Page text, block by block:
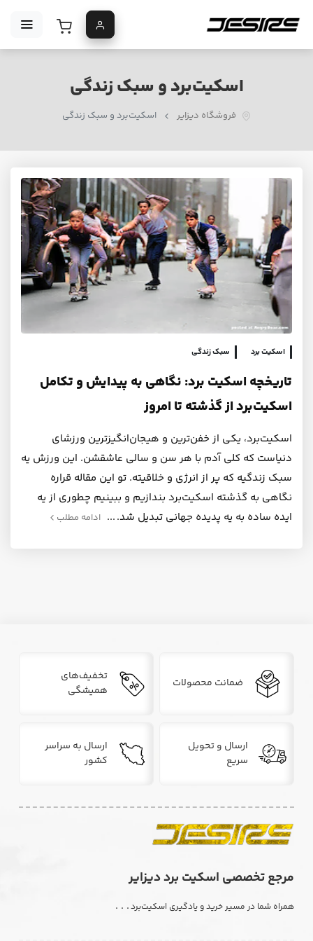
اسکیت‌برد و سبک زندگی
فروشگاه دیزایر اسکیت‌برد و سبک زندگی
اسکیت برد سبک زندگی
تاریخچه اسکیت برد: نگاهی به پیدایش و تکامل
اسکیت‌برد از گذشته تا امروز
اسکیت‌برد، یکی از خفن‌ترین و هیجان‌انگیزترین ورزشای
دنیاست که کلی آدم با هر سن و سالی عاشقشن. این ورزش یه
سبک زندگیه که پر از انرژی و خلاقیته. تو این مقاله قراره
نگاهی به گذشته اسکیت‌برد بندازیم و ببینیم چطوری از یه
ایده ساده به یه پدیده جهانی تبدیل شد.
ادامه مطلب
ضمانت محصولات
تخفیف‌های
همیشگی
ارسال و تحویل
سریع
ارسال به سراسر
کشور
مرجع تخصصی اسکیت برد دیزایر
همراه شما در مسیر خرید و یادگیری اسکیت‌برد. . .